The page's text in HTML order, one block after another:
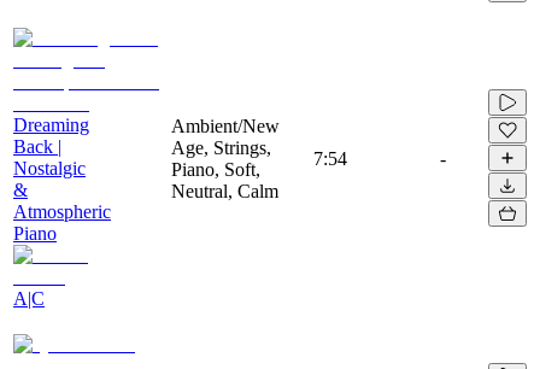
Dreaming
Back |
Nostalgic
&
Atmospheric
Piano
A|C
Ambient/New
Age, Strings,
Piano, Soft,
Neutral, Calm
7:54 -